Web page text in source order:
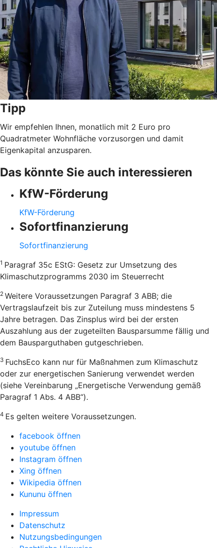
Tipp
Wir empfehlen Ihnen, monatlich mit 2 Euro pro
Quadratmeter Wohnfläche vorzusorgen und damit
Eigenkapital anzusparen.
Das könnte Sie auch interessieren
KfW-Förderung
KfW-Förderung
Sofortfinanzierung
Sofortfinanzierung
1 Paragraf 35c EStG: Gesetz zur Umsetzung des
Klimaschutzprogramms 2030 im Steuerrecht
2 Weitere Voraussetzungen Paragraf 3 ABB; die
Vertragslaufzeit bis zur Zuteilung muss mindestens 5
Jahre betragen. Das Zinsplus wird bei der ersten
Auszahlung aus der zugeteilten Bausparsumme fällig und
dem Bausparguthaben gutgeschrieben.
3 FuchsEco kann nur für Maßnahmen zum Klimaschutz
oder zur energetischen Sanierung verwendet werden
(siehe Vereinbarung „Energetische Verwendung gemäß
Paragraf 1 Abs. 4 ABB“).
4 Es gelten weitere Voraussetzungen.
facebook öffnen
youtube öffnen
Instagram öffnen
Xing öffnen
Wikipedia öffnen
Kununu öffnen
Impressum
Datenschutz
Nutzungsbedingungen